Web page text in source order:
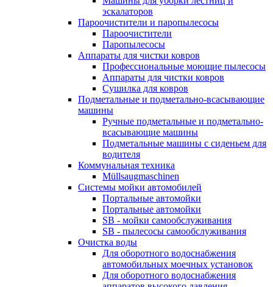
эскалаторов
Пароочистители и паропылесосы
Пароочистители
Паропылесосы
Аппараты для чистки ковров
Профессиональные моющие пылесосы
Аппараты для чистки ковров
Сушилка для ковров
Подметальные и подметально-всасывающие
машины
Ручные подметальные и подметально-
всасывающие машины
Подметальные машины с сиденьем для
водителя
Коммунальная техника
Müllsaugmaschinen
Системы мойки автомобилей
Портальные автомойки
Портальные автомойки
SB - мойки самообслуживания
SB - пылесосы самообслуживания
Очистка воды
Для оборотного водоснабжения
автомобильных моечных установок
Для оборотного водоснабжения